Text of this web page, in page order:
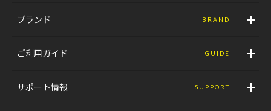
ブランド BRAND
ご利用ガイド GUIDE
サポート情報 SUPPORT